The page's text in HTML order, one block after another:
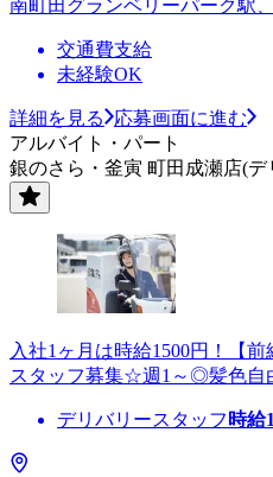
南町田グランベリーパーク駅
交通費支給
未経験OK
詳細を見る
応募画面に進む
アルバイト・パート
銀のさら・釜寅 町田成瀬店(デ
入社1ヶ月は時給1500円！【
スタッフ募集☆週1～◎髪色自
デリバリースタッフ 時給